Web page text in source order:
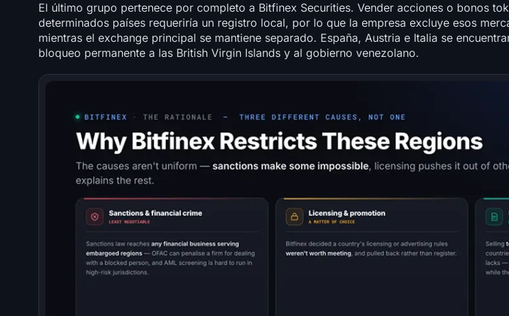
El último grupo pertenece por completo a Bitfinex Securities. Vender acciones o bonos
determinados países requeriría un registro local, por lo que la empresa excluye esos
mientras el exchange principal se mantiene separado. España, Austria e Italia se
bloqueo permanente a las British Virgin Islands y al gobierno venezolano.